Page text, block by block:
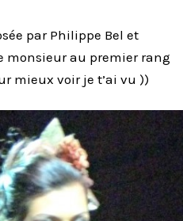
par Philippe Bel et
monsieur au premier rang
mieux voir je t’ai vu ))